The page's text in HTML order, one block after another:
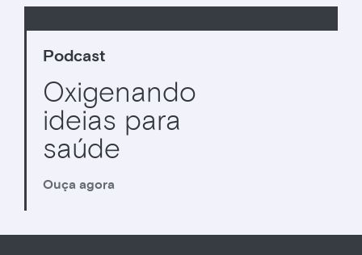
Podcast
Oxigenando
ideias para
saúde
Ouça agora